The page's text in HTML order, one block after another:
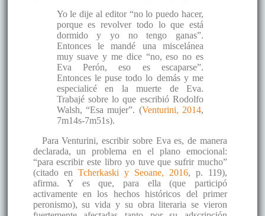
Yo le dije al editor “no lo puedo hacer,
porque es revolver todo lo que está
dormido y yo no tengo ganas”.
Entonces le mandé una miscelánea
muy suave y me dice “no, eso no es
Eva Perón, eso es escaparse”.
Entonces le puse todo lo demás y me
especialicé en la muerte de Eva.
Trabajé sobre lo que escribió Rodolfo
Walsh, “Esa mujer”. (Venturini, 2014,
7m14s-7m51s).
Para Venturini, escribir sobre Eva es, de manera
declarada, un problema en el plano emocional:
“para escribir este libro yo tuve que sufrir mucho”
(citado en Tcherkaski y Seoane, 2016, p. 119),
afirma. Y es que, para ella (que participó
activamente en los hechos históricos del primer
peronismo), su vida y su obra literaria se vieron